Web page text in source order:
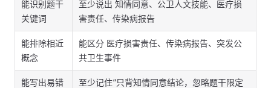
能识别题干
关键词
至少说出 知情同意、公卫人文技能、医疗损
害责任、传染病报告
能排除相近
概念
能区分 医疗损害责任、传染病报告、突发公
共卫生事件
能写出易错
至少记住“只背知情同意结论，忽略题干限定